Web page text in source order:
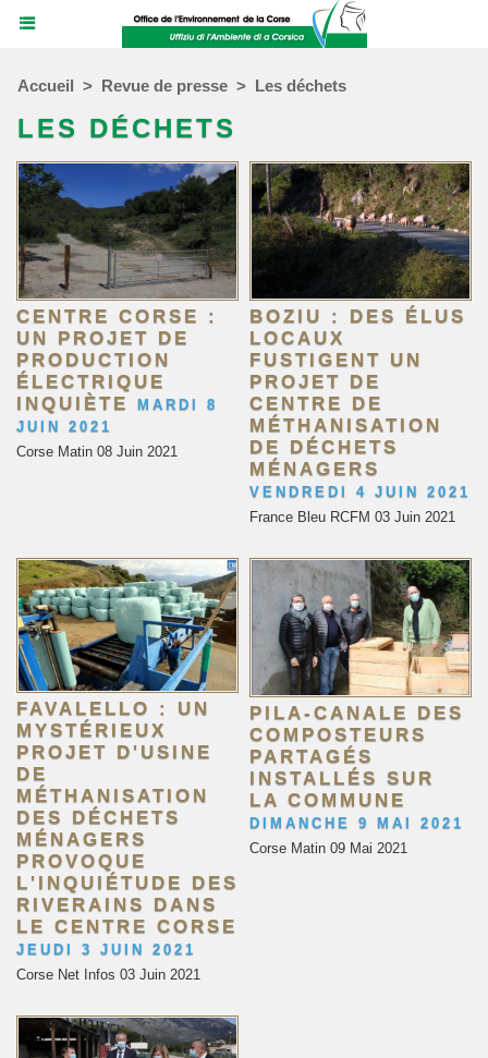
Accueil > Revue de presse > Les déchets
LES DÉCHETS
CENTRE CORSE :
UN PROJET DE
PRODUCTION
ÉLECTRIQUE
INQUIÈTE
MARDI 8
JUIN 2021
Corse Matin 08 Juin 2021
BOZIU : DES ÉLUS
LOCAUX
FUSTIGENT UN
PROJET DE
CENTRE DE
MÉTHANISATION
DE DÉCHETS
MÉNAGERS
VENDREDI 4 JUIN 2021
France Bleu RCFM 03 Juin 2021
FAVALELLO : UN
MYSTÉRIEUX
PROJET D'USINE
DE
MÉTHANISATION
DES DÉCHETS
MÉNAGERS
PROVOQUE
L'INQUIÉTUDE DES
RIVERAINS DANS
LE CENTRE CORSE
JEUDI 3 JUIN 2021
Corse Net Infos 03 Juin 2021
PILA-CANALE DES
COMPOSTEURS
PARTAGÉS
INSTALLÉS SUR
LA COMMUNE
DIMANCHE 9 MAI 2021
Corse Matin 09 Mai 2021